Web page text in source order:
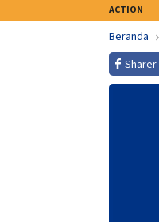
ACTION
Beranda
Sharer